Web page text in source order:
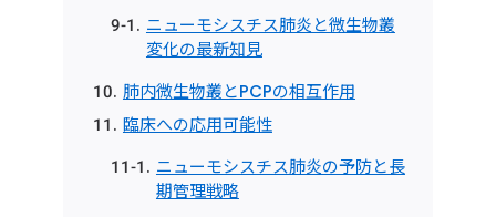
ニューモシスチス肺炎と微生物叢
変化の最新知見
肺内微生物叢とPCPの相互作用
臨床への応用可能性
ニューモシスチス肺炎の予防と長
期管理戦略